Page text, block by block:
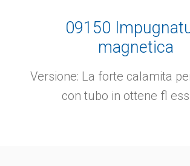
09150
magnetica
Versione: La forte calamita
con tubo in ottene fl